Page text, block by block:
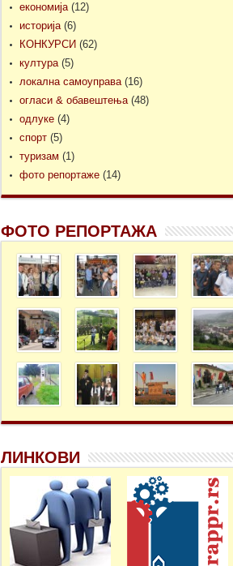
економија(12)
историја(6)
КОНКУРСИ (62)
култура(5)
локална самоуправа(16)
огласи & обавештења(48)
одлуке(4)
спорт(5)
туризам (1)
фото репортаже(14)
ФОТО РЕПОРТАЖА
ЛИНКОВИ